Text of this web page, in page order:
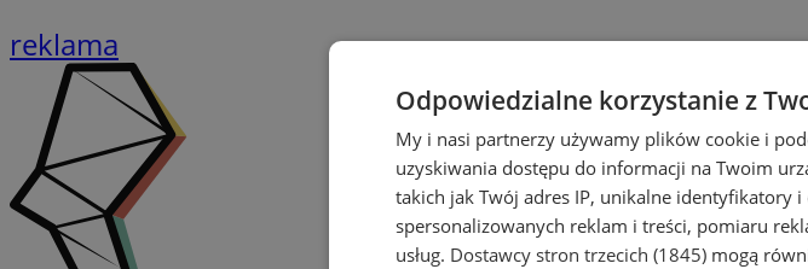
reklama
Odpowiedzialne korzystanie z
My i nasi partnerzy używamy plików cookie i
uzyskiwania dostępu do informacji na Twoim
takich jak Twój adres IP, unikalne identyfikatory
spersonalizowanych reklam i treści, pomiaru
usług. Dostawcy stron trzecich (1845) mogą